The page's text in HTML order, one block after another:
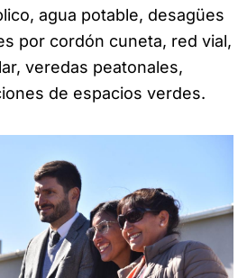
agua potable, desagües
por cordón cuneta, red vial,
veredas peatonales,
de espacios verdes.